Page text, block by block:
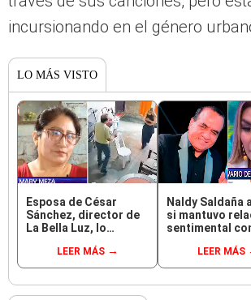
Esposa de César
Sánchez, director de
defiende y asegura
que él confesó
relación clandestina
"Hace dos años"
LEER MÁS
Naldy Saldaña
si mantuvo
director de La
Luz tras
por
LEER MÁS